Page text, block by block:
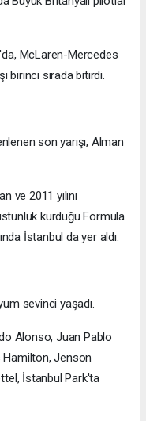
McLaren-Mercedes
birinci sırada bitirdi.
son yarışı, Alman
ve 2011 yılını
kurduğu Formula
İstanbul da yer aldı.
sevinci yaşadı.
Alonso, Juan Pablo
Jenson
İstanbul Park'ta